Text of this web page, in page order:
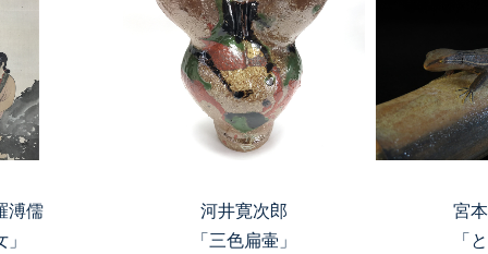
郎
壷」
宮本理三郎
「とかげ」
高
「銀滴岩